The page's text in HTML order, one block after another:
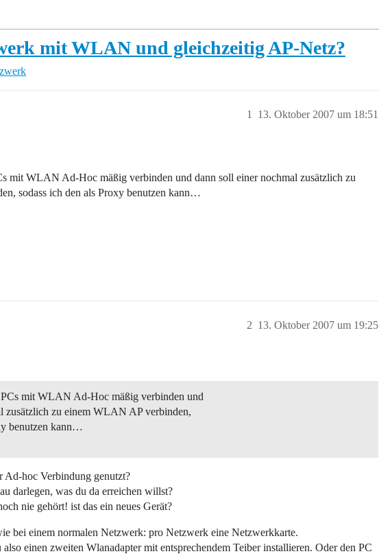
mit WLAN und gleichzeitig AP-Netz?
13. Oktober 2007 um 18:51
1
mit WLAN Ad-Hoc mäßig verbinden und dann soll einer nochmal zusätzlich zu
sodass ich den als Proxy benutzen kann…
13. Oktober 2007 um 19:25
2
mit WLAN Ad-Hoc mäßig verbinden und
zusätzlich zu einem WLAN AP verbinden,
benutzen kann…
Ad-hoc Verbindung genutzt?
darlegen, was du da erreichen willst?
nie gehört! ist das ein neues Gerät?
bei einem normalen Netzwerk: pro Netzwerk eine Netzwerkkarte.
einen zweiten Wlanadapter mit entsprechendem Teiber installieren. Oder den PC